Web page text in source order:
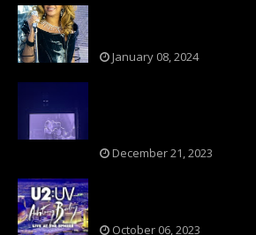
January 08, 2024
December 21, 2023
October 06, 2023